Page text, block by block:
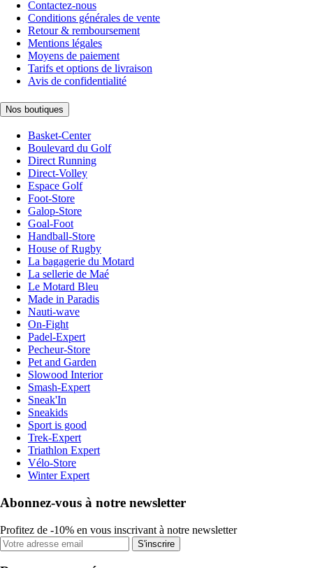
Contactez-nous
Conditions générales de vente
Retour & remboursement
Mentions légales
Moyens de paiement
Tarifs et options de livraison
Avis de confidentialité
Nos boutiques
Basket-Center
Boulevard du Golf
Direct Running
Direct-Volley
Espace Golf
Foot-Store
Galop-Store
Goal-Foot
Handball-Store
House of Rugby
La bagagerie du Motard
La sellerie de Maé
Le Motard Bleu
Made in Paradis
Nauti-wave
On-Fight
Padel-Expert
Pecheur-Store
Pet and Garden
Slowood Interior
Smash-Expert
Sneak'In
Sneakids
Sport is good
Trek-Expert
Triathlon Expert
Vélo-Store
Winter Expert
Abonnez-vous à notre newsletter
Profitez de -10% en vous inscrivant à notre newsletter
S'inscrire